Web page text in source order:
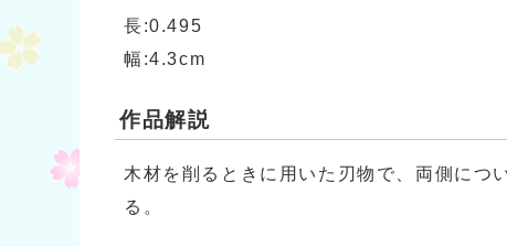
長:0.495
幅:4.3cm
作品解説
木材を削るときに用いた刃物で、両側につ
る。